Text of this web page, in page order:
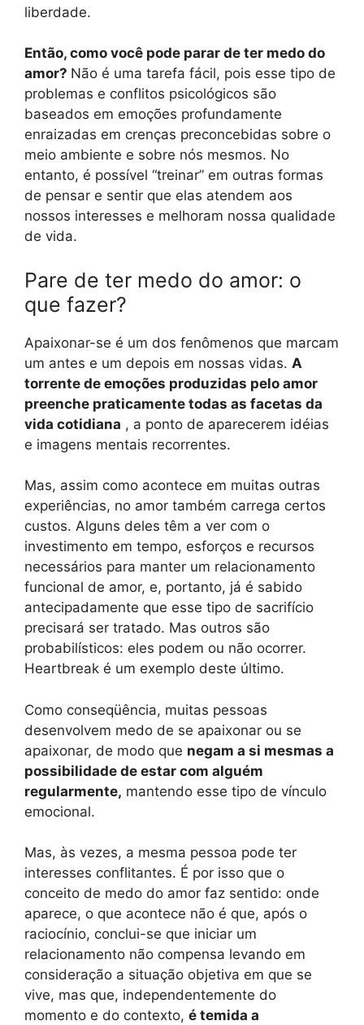
liberdade.
Então, como você pode parar de ter medo do
amor? Não é uma tarefa fácil, pois esse tipo de
problemas e conflitos psicológicos são
baseados em emoções profundamente
enraizadas em crenças preconcebidas sobre o
meio ambiente e sobre nós mesmos. No
entanto, é possível “treinar” em outras formas
de pensar e sentir que elas atendem aos
nossos interesses e melhoram nossa qualidade
de vida.
Pare de ter medo do amor: o
que fazer?
Apaixonar-se é um dos fenômenos que marcam
um antes e um depois em nossas vidas. A
torrente de emoções produzidas pelo amor
preenche praticamente todas as facetas da
vida cotidiana , a ponto de aparecerem idéias
e imagens mentais recorrentes.
Mas, assim como acontece em muitas outras
experiências, no amor também carrega certos
custos. Alguns deles têm a ver com o
investimento em tempo, esforços e recursos
necessários para manter um relacionamento
funcional de amor, e, portanto, já é sabido
antecipadamente que esse tipo de sacrifício
precisará ser tratado. Mas outros são
probabilísticos: eles podem ou não ocorrer.
Heartbreak é um exemplo deste último.
Como conseqüência, muitas pessoas
desenvolvem medo de se apaixonar ou se
apaixonar, de modo que negam a si mesmas a
possibilidade de estar com alguém
regularmente, mantendo esse tipo de vínculo
emocional.
Mas, às vezes, a mesma pessoa pode ter
interesses conflitantes. É por isso que o
conceito de medo do amor faz sentido: onde
aparece, o que acontece não é que, após o
raciocínio, conclui-se que iniciar um
relacionamento não compensa levando em
consideração a situação objetiva em que se
vive, mas que, independentemente do
momento e do contexto, é temida a